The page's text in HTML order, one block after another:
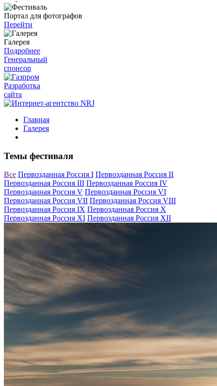
Портал для фотографов
Перейти
Галерея
Подробнее
Генеральный
спонсор
Разработка
сайта
Главная
Галерея
Темы фестиваля
Все Первозданная Россия I Первозданная Россия II
Первозданная Россия III Первозданная Россия IV
Первозданная Россия V Первозданная Россия VI
Первозданная Россия VII Первозданная Россия VIII
Первозданная Россия IX Первозданная Россия X
Первозданная Россия XI Первозданная Россия XII